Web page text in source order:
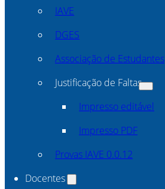
IAVE
DGES
Associação de Estudantes
Justificação de Faltas
Impresso editável
Impresso PDF
Provas IAVE 0.0.12
Docentes